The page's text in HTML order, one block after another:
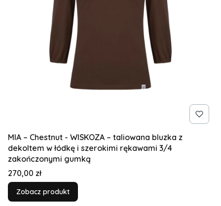
MIA – Chestnut - WISKOZA – taliowana bluzka z
dekoltem w łódkę i szerokimi rękawami 3/4
zakończonymi gumką
Cena
270,00 zł
Zobacz produkt